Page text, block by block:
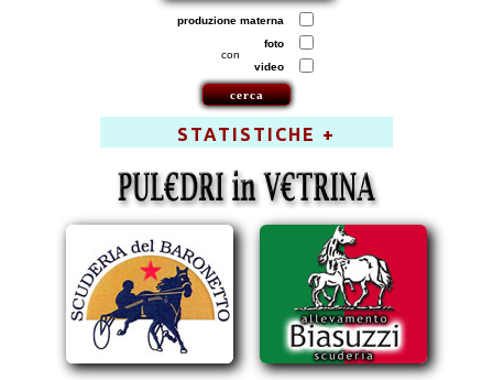
produzione materna
con
foto
video
STATISTICHE +